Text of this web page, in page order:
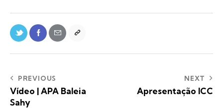
PREVIOUS
Vídeo | APA Baleia
Sahy
NEXT
Apresentação ICC